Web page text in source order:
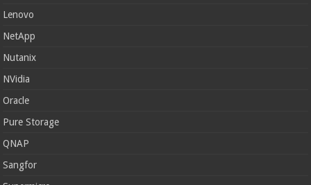
Lenovo
NetApp
Nutanix
NVidia
Oracle
Pure Storage
QNAP
Sangfor